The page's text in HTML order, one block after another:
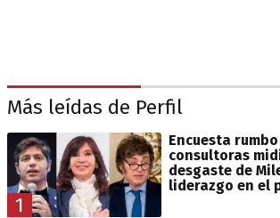
Más leídas de Perfil
1
Encuesta
consultoras
desgaste de
liderazgo en el